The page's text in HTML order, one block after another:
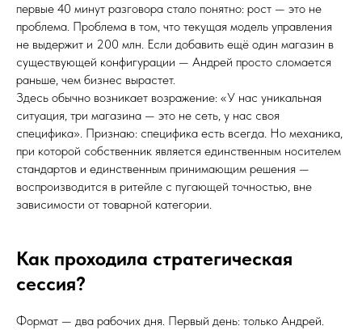
первые 40 минут разговора стало понятно: рост — это не
проблема. Проблема в том, что текущая модель управления
не выдержит и 200 млн. Если добавить ещё один магазин в
существующей конфигурации — Андрей просто сломается
раньше, чем бизнес вырастет.
Здесь обычно возникает возражение: «У нас уникальная
ситуация, три магазина — это не сеть, у нас своя
специфика». Признаю: специфика есть всегда. Но механика,
при которой собственник является единственным носителем
стандартов и единственным принимающим решения —
воспроизводится в ритейле с пугающей точностью, вне
зависимости от товарной категории.
Как проходила стратегическая
сессия?
Формат — два рабочих дня. Первый день: только Андрей.